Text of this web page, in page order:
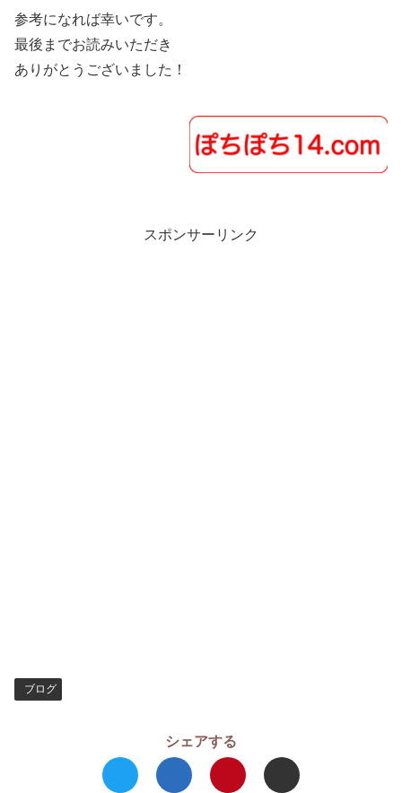
参考になれば幸いです。
最後までお読みいただき
ありがとうございました！
スポンサーリンク
ブログ
シェアする